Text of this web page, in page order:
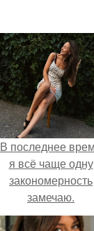
В последнее
я всё чаще одну
закономерность
замечаю.